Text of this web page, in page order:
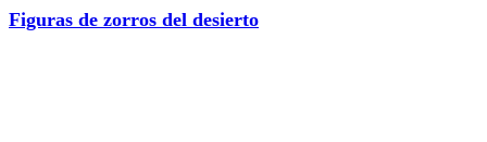
Figuras de zorros del desierto